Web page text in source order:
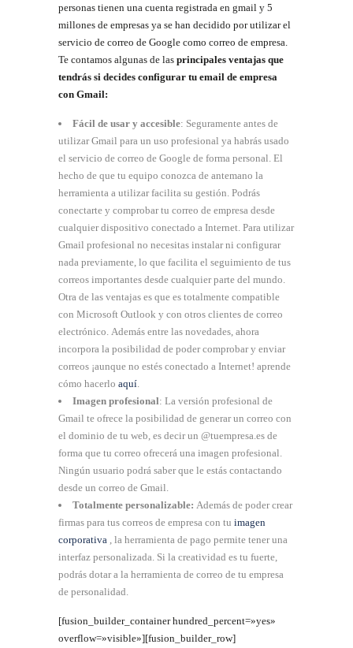
personas tienen una cuenta registrada en gmail y 5
millones de empresas ya se han decidido por utilizar el
servicio de correo de Google como correo de empresa.
Te contamos algunas de las principales ventajas que
tendrás si decides configurar tu email de empresa
con Gmail:
Fácil de usar y accesible: Seguramente antes de
utilizar Gmail para un uso profesional ya habrás usado
el servicio de correo de Google de forma personal. El
hecho de que tu equipo conozca de antemano la
herramienta a utilizar facilita su gestión. Podrás
conectarte y comprobar tu correo de empresa desde
cualquier dispositivo conectado a Internet. Para utilizar
Gmail profesional no necesitas instalar ni configurar
nada previamente, lo que facilita el seguimiento de tus
correos importantes desde cualquier parte del mundo.
Otra de las ventajas es que es totalmente compatible
con Microsoft Outlook y con otros clientes de correo
electrónico. Además entre las novedades, ahora
incorpora la posibilidad de poder comprobar y enviar
correos ¡aunque no estés conectado a Internet! aprende
cómo hacerlo aquí
Imagen profesional: La versión profesional de
Gmail te ofrece la posibilidad de generar un correo con
el dominio de tu web, es decir un @tuempresa.es de
forma que tu correo ofrecerá una imagen profesional.
Ningún usuario podrá saber que le estás contactando
desde un correo de Gmail.
Totalmente personalizable: Además de poder crear
firmas para tus correos de empresa con tu imagen
corporativa , la herramienta de pago permite tener una
interfaz personalizada. Si la creatividad es tu fuerte,
podrás dotar a la herramienta de correo de tu empresa
de personalidad.
[fusion_builder_container hundred_percent=»yes»
overflow=»visible»][fusion_builder_row]